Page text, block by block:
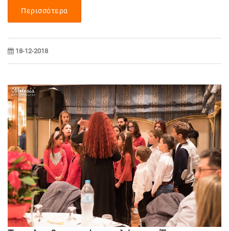
Περισσότερα
18-12-2018